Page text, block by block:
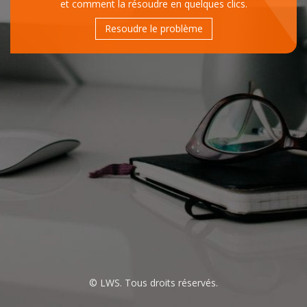
et comment la résoudre en quelques clics.
Resoudre le problème
© LWS. Tous droits réservés.